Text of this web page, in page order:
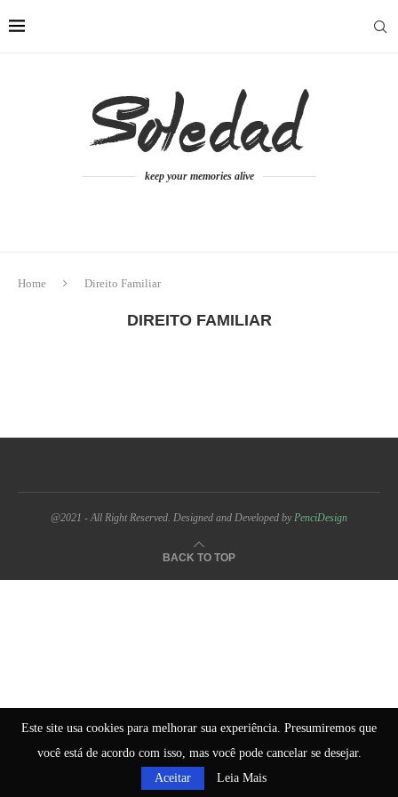
keep your memories alive
Home Direito Familiar
DIREITO FAMILIAR
@2021 - All Right Reserved. Designed and Developed byPenciDesign
BACK TO TOP
Este site usa cookies para melhorar sua experiência. Presumiremos que
você está de acordo com isso, mas você pode cancelar se desejar.
Aceitar
Leia Mais